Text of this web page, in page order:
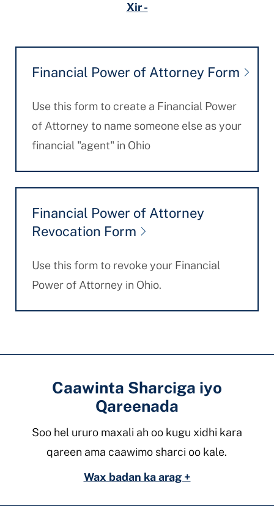
Xir -
Financial Power of Attorney Form
Use this form to create a Financial Power
of Attorney to name someone else as your
financial "agent" in Ohio
Financial Power of Attorney
Revocation Form
Use this form to revoke your Financial
Power of Attorney in Ohio.
Caawinta Sharciga iyo
Qareenada
Soo hel ururo maxali ah oo kugu xidhi kara
qareen ama caawimo sharci oo kale.
Wax badan ka arag +